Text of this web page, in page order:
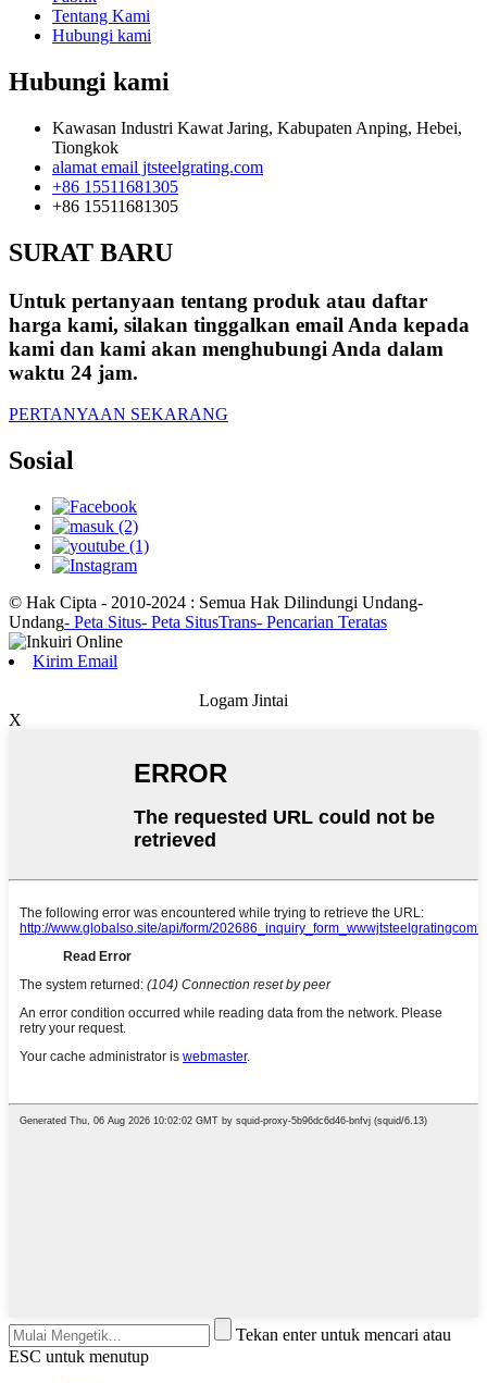
Tentang Kami
Hubungi kami
Hubungi kami
Kawasan Industri Kawat Jaring, Kabupaten Anping, Hebei,
Tiongkok
alamat email jtsteelgrating.com
+86 15511681305
+86 15511681305
SURAT BARU
Untuk pertanyaan tentang produk atau daftar
harga kami, silakan tinggalkan email Anda kepada
kami dan kami akan menghubungi Anda dalam
waktu 24 jam.
PERTANYAAN SEKARANG
Sosial
© Hak Cipta - 2010-2024 : Semua Hak Dilindungi Undang-
Undang- Peta Situs- Peta SitusTrans- Pencarian Teratas
Kirim Email
Logam Jintai
X
Tekan enter untuk mencari atau
ESC untuk menutup